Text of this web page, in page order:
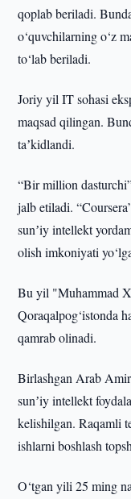
qoplab beriladi.
o‘quvchilarning o‘z
to‘lab beriladi.
Joriy yil IT sohasi
maqsad qilingan.
taʼkidlandi.
“Bir million
jalb etiladi.
sunʼiy intellekt
olish imkoniyati
Bu yil "Muhammad
Qoraqalpog‘istonda
qamrab olinadi.
Birlashgan Arab
sunʼiy intellekt
kelishilgan. Raqamli
ishlarni boshlash
O‘tgan yili 25 ming